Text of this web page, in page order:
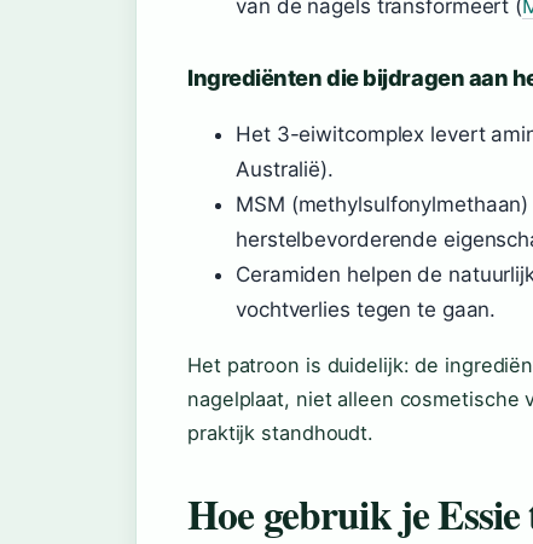
van de nagels transformeert (
Ingrediënten die bijdragen aan
Het 3-eiwitcomplex levert
Australië).
MSM
herstelbevorderende
Ceramiden helpen de
vochtverlies tegen te gaan.
Het patroon is duidelijk: de
nagelplaat, niet alleen
praktijk standhoudt.
Hoe gebruik je Essie